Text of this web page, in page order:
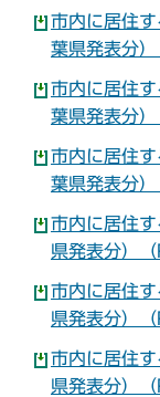
市内に居住
葉県発表分
市内に居住
葉県発表分
市内に居住
葉県発表分
市内に居住
県発表分）
市内に居住
県発表分）
市内に居住
県発表分）